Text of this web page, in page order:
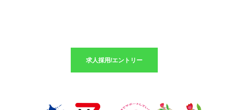
求人採用/エントリー